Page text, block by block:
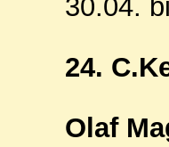
30.04.
24.
Olaf